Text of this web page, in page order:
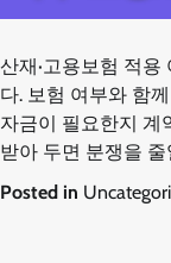
산재·고용보험 적
다. 보험 여부와 함
자금이 필요한지 계
받아 두면 분쟁을
Posted in